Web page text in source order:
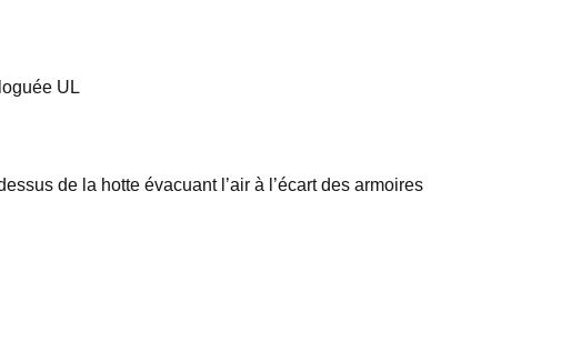
UL
de la hotte évacuant l’air à l’écart des armoires